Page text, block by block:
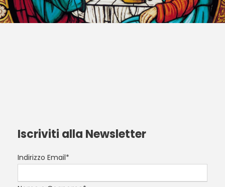
Iscriviti alla Newsletter
Indirizzo Email*